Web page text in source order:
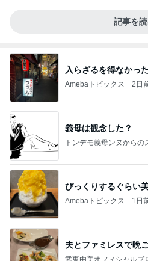
記事を
入らざるを得なかっ
Amebaトピックス 2日
義母は観念した？
トンデモ義母ンヌからの
びっくりするぐらい
Amebaトピックス 1日
夫とファミレスで晩
武東由美オフィシャルブ